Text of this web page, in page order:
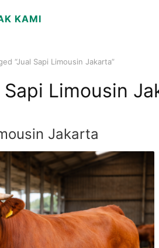
KAMI
“Jual Sapi Limousin Jakarta”
Sapi Limousin
Jakarta